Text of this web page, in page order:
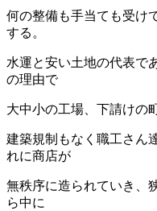
何の整備も手当ても受け
する。
水運と安い土地の代表で
の理由で
大中小の工場、下請けの
建築規制もなく職工さん
れに商店が
無秩序に造られていき、
ら中に